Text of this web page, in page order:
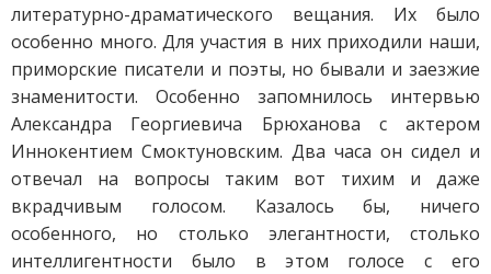
литературно-драматического вещания. Их было
особенно много. Для участия в них приходили наши,
приморские писатели и поэты, но бывали и заезжие
знаменитости. Особенно запомнилось интервью
Александра Георгиевича Брюханова с актером
Иннокентием Смоктуновским. Два часа он сидел и
отвечал на вопросы таким вот тихим и даже
вкрадчивым голосом. Казалось бы, ничего
особенного, но столько элегантности, столько
интеллигентности было в этом голосе с его